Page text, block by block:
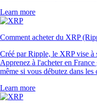
Learn more
Comment acheter du XRP
Créé par Ripple, le XRP vise
Apprenez à l'acheter en
même si vous débutez dans les
Learn more